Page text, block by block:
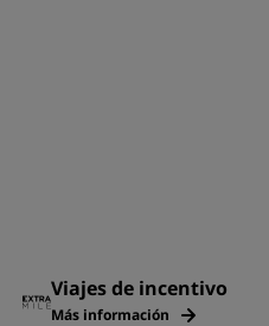
Viajes de incentivo
Más información